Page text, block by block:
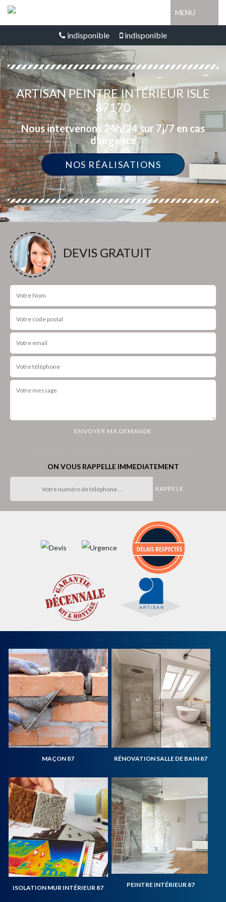
MENU
indisponible indisponible
ARTISAN PEINTRE INTÉRIEUR ISLE
87170
Nous intervenons 24h/24 sur 7j/7 en cas
d'urgence
NOS RÉALISATIONS
DEVIS GRATUIT
ON VOUS RAPPELLE IMMEDIATEMENT
MAÇON 87 RÉNOVATION SALLE DE BAIN 87
ISOLATION MUR INTÉRIEUR 87 PEINTRE INTÉRIEUR 87